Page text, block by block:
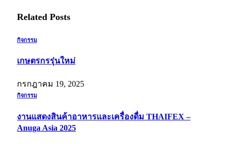
Related Posts
กิจกรรม
เกษตรกรรุ่นใหม่
กรกฎาคม 19, 2025
กิจกรรม
งานแสดงสินค้าอาหารและเครื่องดื่ม THAIFEX –
Anuga Asia 2025